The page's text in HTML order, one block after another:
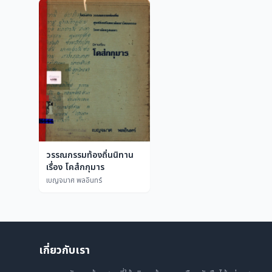
วรรณกรรมท้องถิ่นนิทาน
เรื่อง โคสํกกุมาร
เบญจมาศ พลอินทร์
เกี่ยวกับเรา